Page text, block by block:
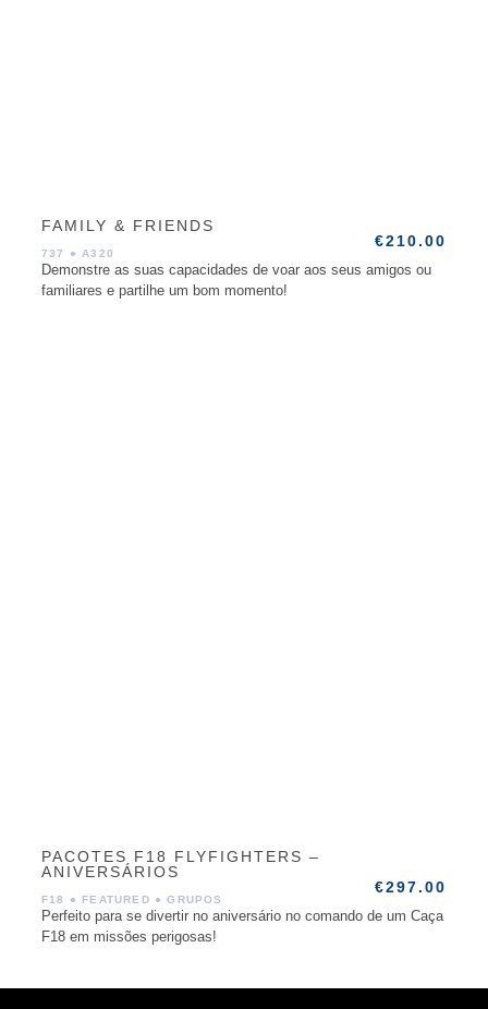
FAMILY & FRIENDS
€210.00
737 ● A320
Demonstre as suas capacidades de voar aos seus amigos ou
familiares e partilhe um bom momento!
PACOTES F18 FLYFIGHTERS –
ANIVERSÁRIOS
€297.00
F18 ● FEATURED ●GRUPOS
Perfeito para se divertir no aniversário no comando de um Caça
F18 em missões perigosas!